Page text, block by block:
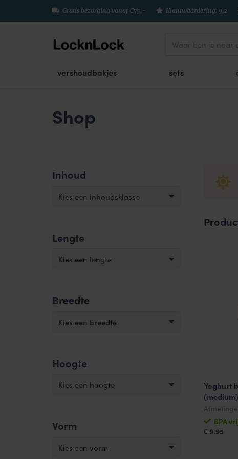
Gratis bezorging vanaf €75,- Klantwaardering: 9,2
vershoudbakjes sets
Shop
Inhoud
Kies een inhoudsklasse
Lengte
Kies een lengte
Breedte
Kies een breedte
Hoogte
Kies een hoogte
Vorm
Kies een vorm
Yoghurt
BPA
€ 9.95